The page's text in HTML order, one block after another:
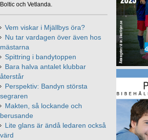
Boltic och Vetlanda.
Vem viskar i Mjällbys öra?
Nu tar vardagen över även hos
mästarna
Spittring i bandytoppen
Bara halva antalet klubbar
återstår
Perspektiv: Bandyn största
segraren
Makten, så lockande och
berusande
Lite glans är ändå ledaren också
värd